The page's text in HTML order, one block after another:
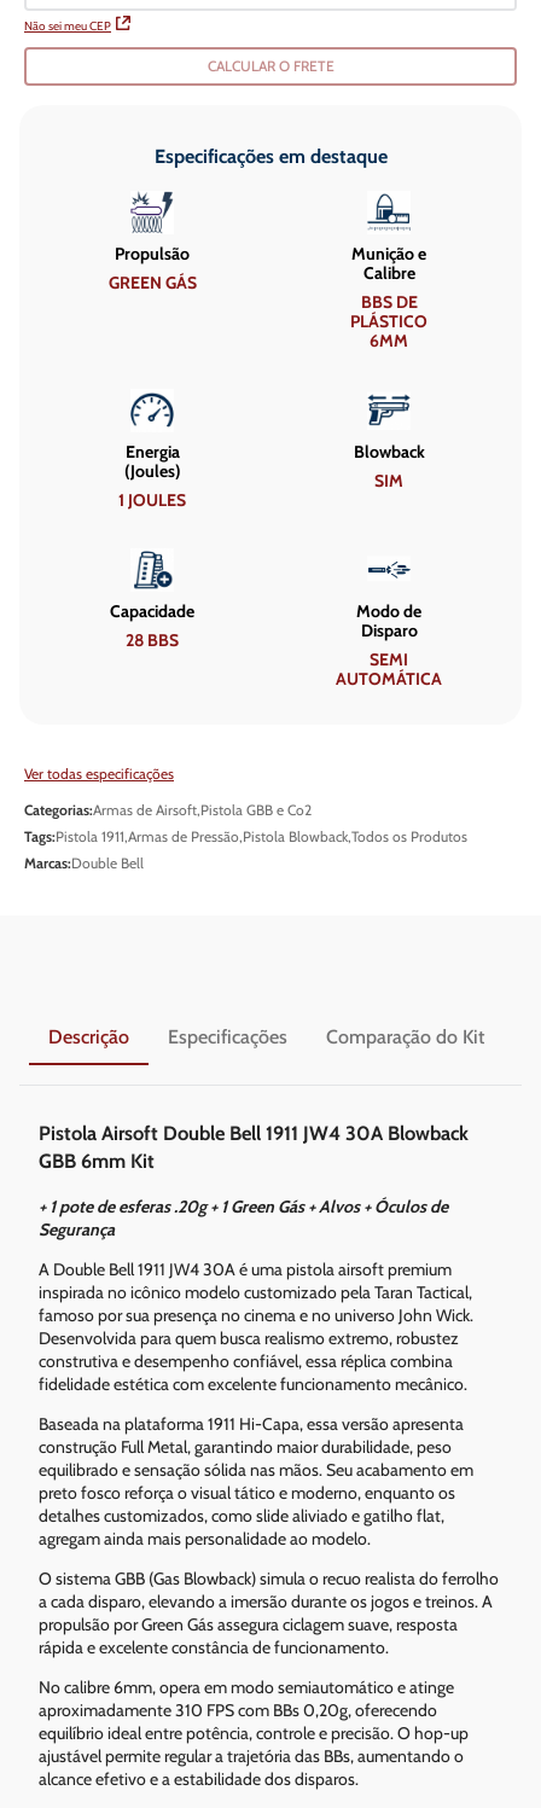
Não sei meu CEP
CALCULAR O FRETE
Especificações em destaque
Propulsão
GREEN GÁS
Munição e
Calibre
BBS DE
PLÁSTICO
6MM
Energia
(Joules)
1 JOULES
Blowback
SIM
Capacidade
28 BBS
Modo de
Disparo
SEMI
AUTOMÁTICA
Ver todas especificações
Categorias:Armas de Airsoft,Pistola GBB e Co2
Tags:Pistola 1911,Armas de Pressão,Pistola Blowback,Todos os Produtos
Marcas:Double Bell
Descrição Especificações Comparação do Kit
Pistola Airsoft Double Bell 1911 JW4 30A Blowback
GBB 6mm Kit
+ 1 pote de esferas .20g + 1 Green Gás + Alvos + ⁠Óculos de
Segurança
A Double Bell 1911 JW4 30A é uma pistola airsoft premium
inspirada no icônico modelo customizado pela Taran Tactical,
famoso por sua presença no cinema e no universo John Wick.
Desenvolvida para quem busca realismo extremo, robustez
construtiva e desempenho confiável, essa réplica combina
fidelidade estética com excelente funcionamento mecânico.
Baseada na plataforma 1911 Hi-Capa, essa versão apresenta
construção Full Metal, garantindo maior durabilidade, peso
equilibrado e sensação sólida nas mãos. Seu acabamento em
preto fosco reforça o visual tático e moderno, enquanto os
detalhes customizados, como slide aliviado e gatilho flat,
agregam ainda mais personalidade ao modelo.
O sistema GBB (Gas Blowback) simula o recuo realista do ferrolho
a cada disparo, elevando a imersão durante os jogos e treinos. A
propulsão por Green Gás assegura ciclagem suave, resposta
rápida e excelente constância de funcionamento.
No calibre 6mm, opera em modo semiautomático e atinge
aproximadamente 310 FPS com BBs 0,20g, oferecendo
equilíbrio ideal entre potência, controle e precisão. O hop-up
ajustável permite regular a trajetória das BBs, aumentando o
alcance efetivo e a estabilidade dos disparos.